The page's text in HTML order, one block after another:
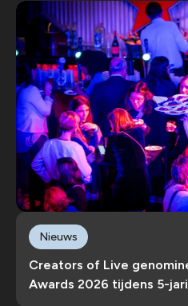
Creators of Live
Awards 2026 tijdens 5-
Nieuws